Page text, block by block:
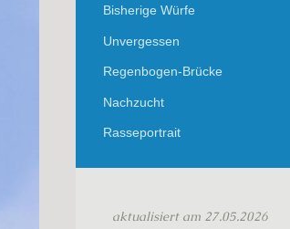
Bisherige Würfe
Unvergessen
Regenbogen-Brücke
Nachzucht
Rasseportrait
aktualisiert am 27.05.2026